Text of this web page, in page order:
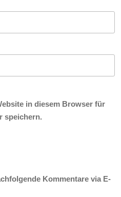
in diesem Browser für
speichern.
Kommentare via E-